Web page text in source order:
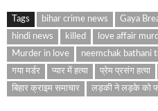
Tags bihar crime news Gaya
hindi news
killed love affair
Murder in love
neemchak bathani
गया मर्डर
प्यार में हत्या प्रेम प्रसंग हत्या
बिहार क्राइम समाचार
लड़की ने लड़के को